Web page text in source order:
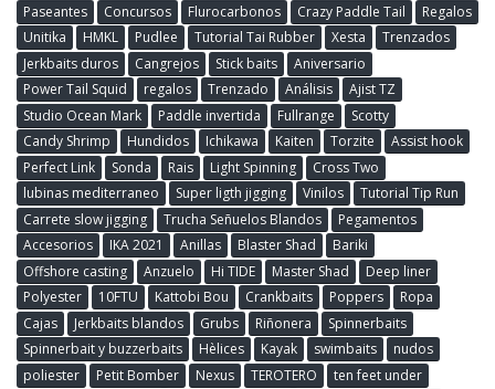
Paseantes
Concursos Flurocarbonos Crazy Paddle Tail
Regalos
Unitika
HMKL Pudlee Tutorial Tai Rubber Xesta
Trenzados
Jerkbaits duros
Cangrejos Stick baits
Aniversario
Power Tail Squid
regalos Trenzado Análisis
Ajist TZ
Studio Ocean Mark
Paddle invertida Fullrange
Scotty
Candy Shrimp
Hundidos Ichikawa Kaiten Torzite
Assist hook
Perfect Link
Sonda Rais Light Spinning
Cross Two
lubinas mediterraneo
Super ligth jigging Vinilos
Tutorial Tip Run
Carrete slow jigging
Trucha Señuelos Blandos
Pegamentos
Accesorios
IKA 2021 Anillas Blaster Shad
Bariki
Offshore casting
Anzuelo Hi TIDE Master Shad
Deep liner
Polyester
10FTU Kattobi Bou Crankbaits Poppers
Ropa
Cajas
Jerkbaits blandos Grubs Riñonera
Spinnerbaits
Spinnerbait y buzzerbaits
Hèlices Kayak swimbaits
nudos
poliester
Petit Bomber Nexus TEROTERO
ten feet under